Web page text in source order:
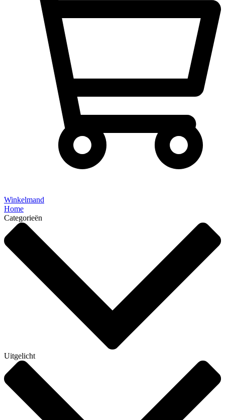
Winkelmand
Home
Categorieën
Uitgelicht